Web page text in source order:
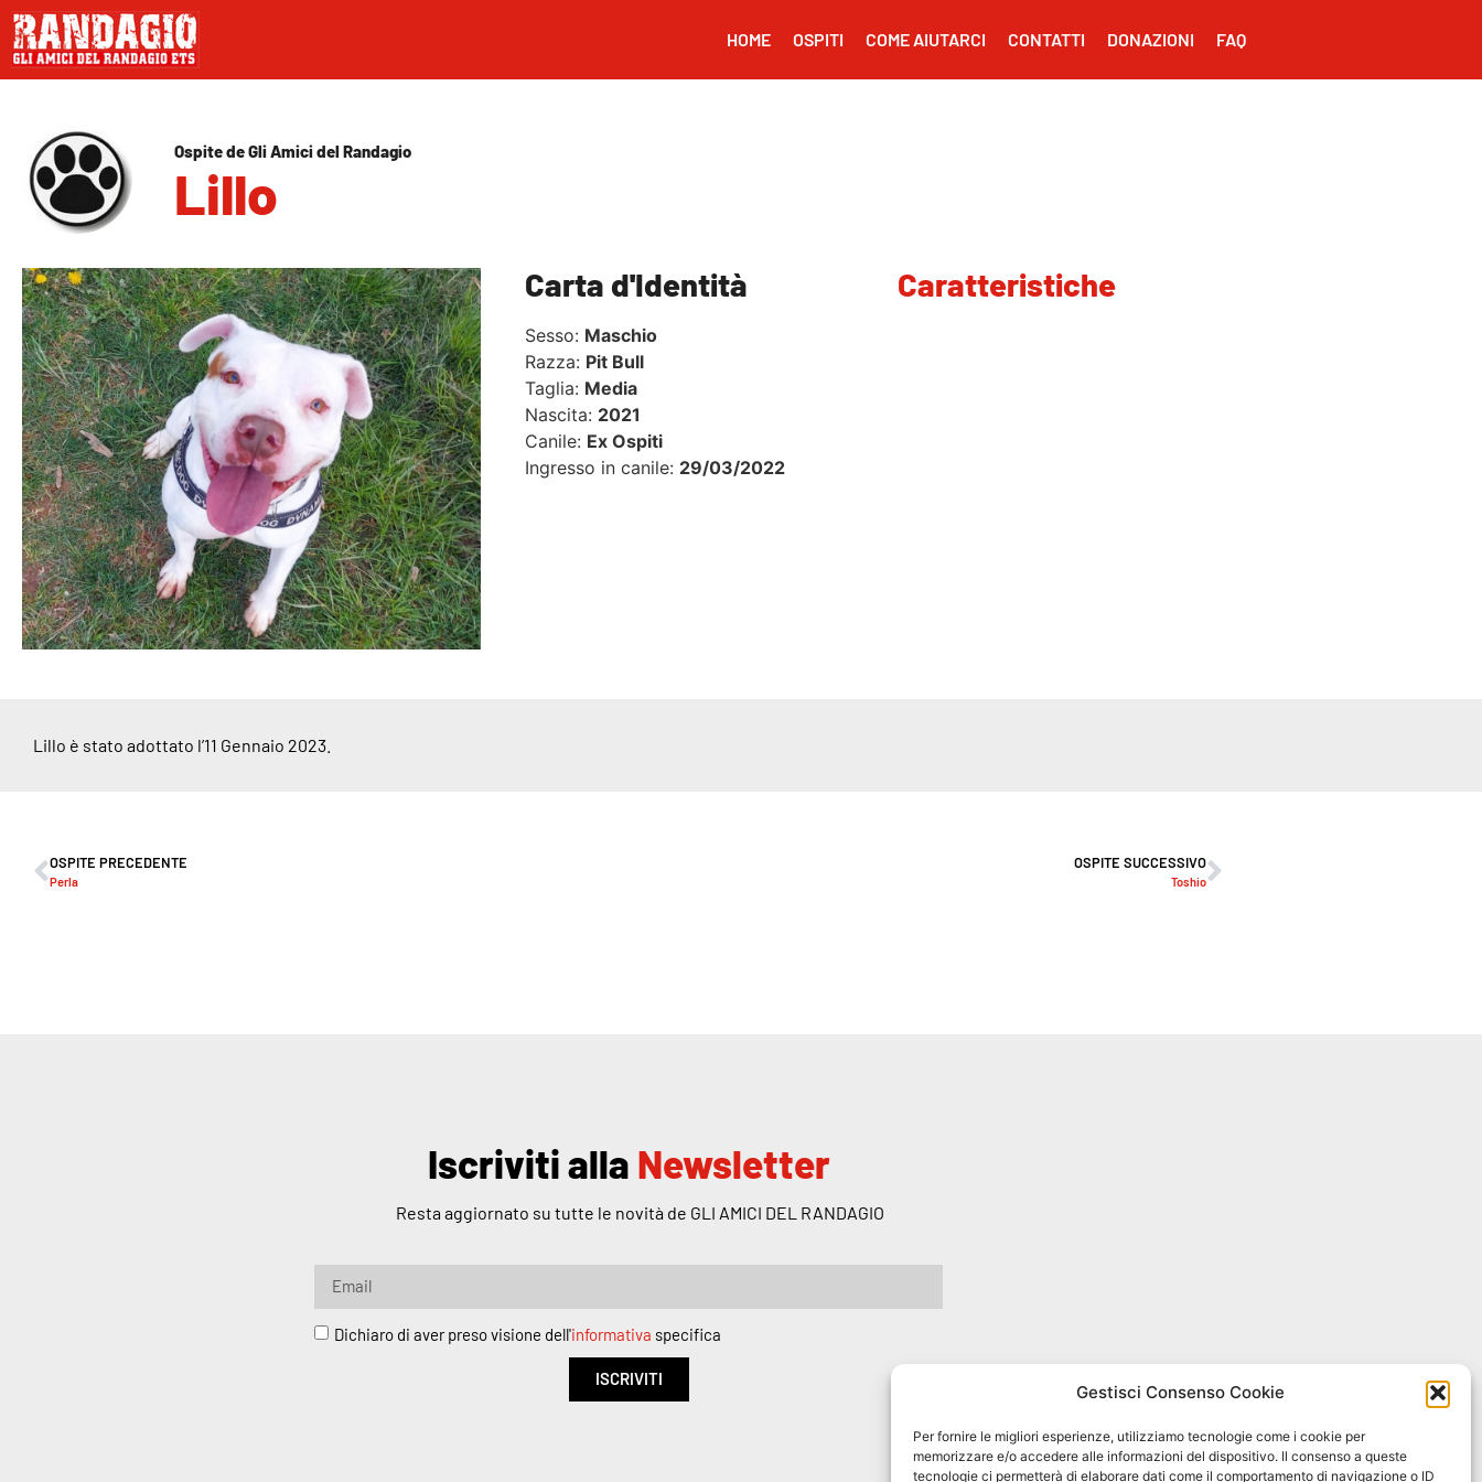
Gestisci Consenso Cookie
Per fornire le migliori esperienze, utilizziamo tecnologie come i cookie per
memorizzare e/o accedere alle informazioni del dispositivo. Il consenso a queste
tecnologie ci permetterà di elaborare dati come il comportamento di navigazione o ID
HOME OSPITI COME AIUTARCI CONTATTI DONAZIONI FAQ
Ospite de Gli Amici del Randagio
Lillo
Carta d'Identità
Sesso: Maschio
Razza: Pit Bull
Taglia: Media
Nascita: 2021
Canile: Ex Ospiti
Ingresso in canile: 29/03/2022
Caratteristiche
Lillo è stato adottato l’11 Gennaio 2023.
OSPITE PRECEDENTE
Perla
OSPITE SUCCESSIVO
Toshio
Iscriviti alla Newsletter
Resta aggiornato su tutte le novità de GLI AMICI DEL RANDAGIO
Dichiaro di aver preso visione dell'informativa specifica
ISCRIVITI